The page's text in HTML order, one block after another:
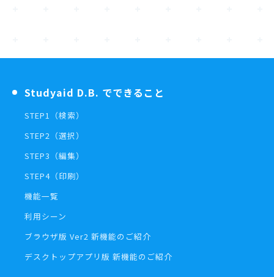
Studyaid D.B. でできること
STEP1（検索）
STEP2（選択）
STEP3（編集）
STEP4（印刷）
機能一覧
利用シーン
ブラウザ版 Ver2 新機能のご紹介
デスクトップアプリ版 新機能のご紹介